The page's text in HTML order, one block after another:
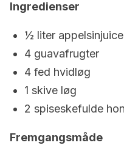
Ingredienser
½ liter appelsinjuice
4 guavafrugter
4 fed hvidløg
1 skive løg
2 spiseskefulde
Fremgangsmåde